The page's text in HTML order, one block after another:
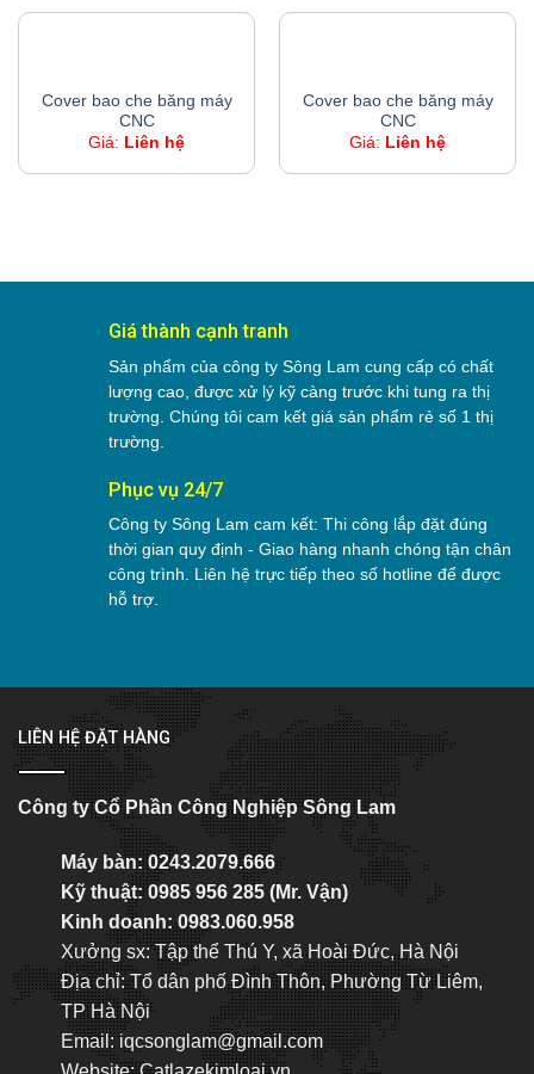
Cover bao che băng máy
CNC
Giá: Liên hệ
Cover bao che băng máy
CNC
Giá: Liên hệ
Giá thành cạnh tranh
Sản phẩm của công ty Sông Lam cung cấp có chất
lượng cao, được xử lý kỹ càng trước khi tung ra thị
trường. Chúng tôi cam kết giá sản phẩm rẻ số 1 thị
trường.
Phục vụ 24/7
Công ty Sông Lam cam kết: Thi công lắp đặt đúng
thời gian quy định - Giao hàng nhanh chóng tận chân
công trình. Liên hệ trực tiếp theo số hotline để được
hỗ trợ.
LIÊN HỆ ĐẶT HÀNG
Công ty Cổ Phần Công Nghiệp Sông Lam
Máy bàn: 0243.2079.666
Kỹ thuật: 0985 956 285 (Mr. Vận)
Kinh doanh: 0983.060.958
Xưởng sx: Tập thể Thú Y, xã Hoài Đức, Hà Nội
Địa chỉ: Tổ dân phố Đình Thôn, Phường Từ Liêm,
TP Hà Nội
Email: iqcsonglam@gmail.com